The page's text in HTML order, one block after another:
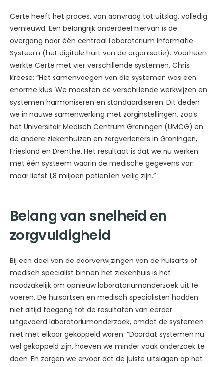
Certe heeft het proces, van aanvraag tot uitslag, volledig
vernieuwd. Een belangrijk onderdeel hiervan is de
overgang naar één centraal Laboratorium Informatie
Systeem (het digitale hart van de organisatie). Voorheen
werkte Certe met vier verschillende systemen. Chris
Kroese: “Het samenvoegen van die systemen was een
enorme klus. We moesten de verschillende werkwijzen en
systemen harmoniseren en standaardiseren. Dit deden
we in nauwe samenwerking met zorginstellingen, zoals
het Universitair Medisch Centrum Groningen (UMCG) en
de andere ziekenhuizen en zorgverleners in Groningen,
Friesland en Drenthe. Het resultaat is dat we nu werken
met één systeem waarin de medische gegevens van
maar liefst 1,8 miljoen patiënten veilig zijn.”
Belang van snelheid en
zorgvuldigheid
Bij een deel van de doorverwijzingen van de huisarts of
medisch specialist binnen het ziekenhuis is het
noodzakelijk om opnieuw laboratoriumonderzoek uit te
voeren. De huisartsen en medisch specialisten hadden
niet altijd toegang tot de resultaten van eerder
uitgevoerd laboratoriumonderzoek, omdat de systemen
niet met elkaar gekoppeld waren. “Doordat systemen nu
wel gekoppeld zijn, hoeven we minder vaak onderzoek te
doen. En zorgen we ervoor dat de juiste uitslagen op het